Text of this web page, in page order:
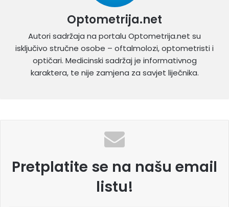
Optometrija.net
Autori sadržaja na portalu Optometrija.net su
isključivo stručne osobe – oftalmolozi, optometristi i
optičari. Medicinski sadržaj je informativnog
karaktera, te nije zamjena za savjet liječnika.
Pretplatite se na našu email
listu!